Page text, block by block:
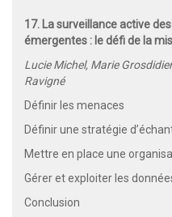
17. La surveillance active
émergentes : le défi de la
Lucie Michel, Marie
Ravigné
Définir les menaces
Définir une stratégie
Mettre en place une
Gérer et exploiter les
Conclusion